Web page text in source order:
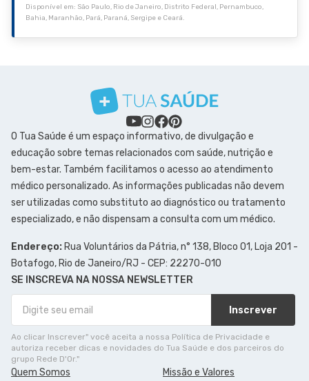
Disponível em: São Paulo, Rio de Janeiro, Distrito Federal, Pernambuco,
Bahia, Maranhão, Pará, Paraná, Sergipe e Ceará.
O Tua Saúde é um espaço informativo, de divulgação e
educação sobre temas relacionados com saúde, nutrição e
bem-estar. Também facilitamos o acesso ao atendimento
médico personalizado. As informações publicadas não devem
ser utilizadas como substituto ao diagnóstico ou tratamento
especializado, e não dispensam a consulta com um médico.
Endereço: Rua Voluntários da Pátria, n° 138, Bloco 01, Loja 201 -
Botafogo, Rio de Janeiro/RJ - CEP: 22270-010
SE INSCREVA NA NOSSA NEWSLETTER
Inscrever
Ao clicar Inscrever" você aceita a nossa Política de Privacidade e
autoriza receber dicas e novidades do Tua Saúde e dos parceiros do
grupo Rede D'Or."
Quem Somos Missão e Valores